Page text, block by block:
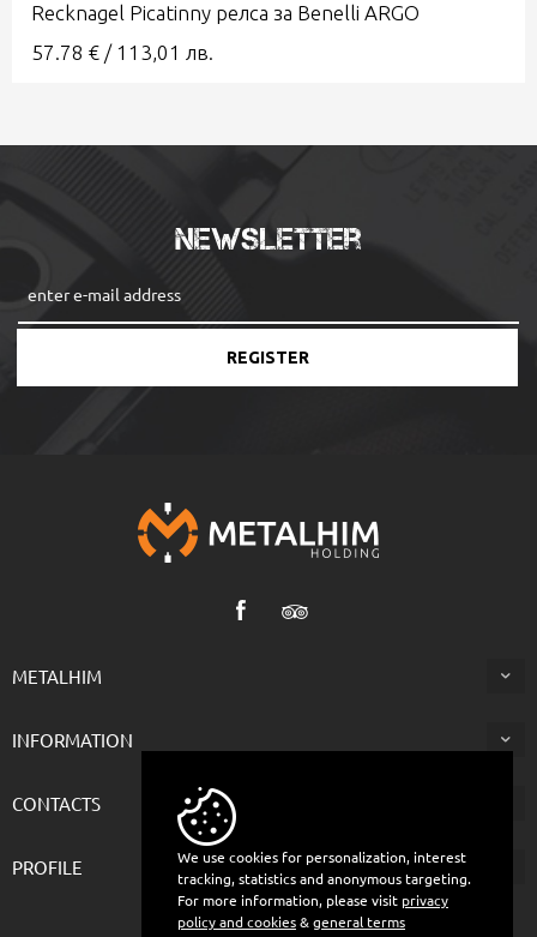
We use cookies for personalization, interest
tracking, statistics and anonymous targeting.
For more information, please visit privacy
policy and cookies&general terms
Recknagel Picatinny релса за Benelli ARGO
57.78 € / 113,01 лв.
Newsletter
REGISTER
METALHIM
INFORMATION
CONTACTS
PROFILE